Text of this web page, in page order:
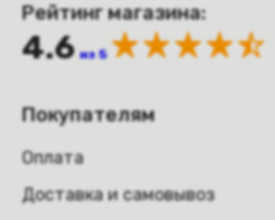
Рейтинг магазина:
4.6 из 5
Покупателям
Оплата
Доставка и самовывоз